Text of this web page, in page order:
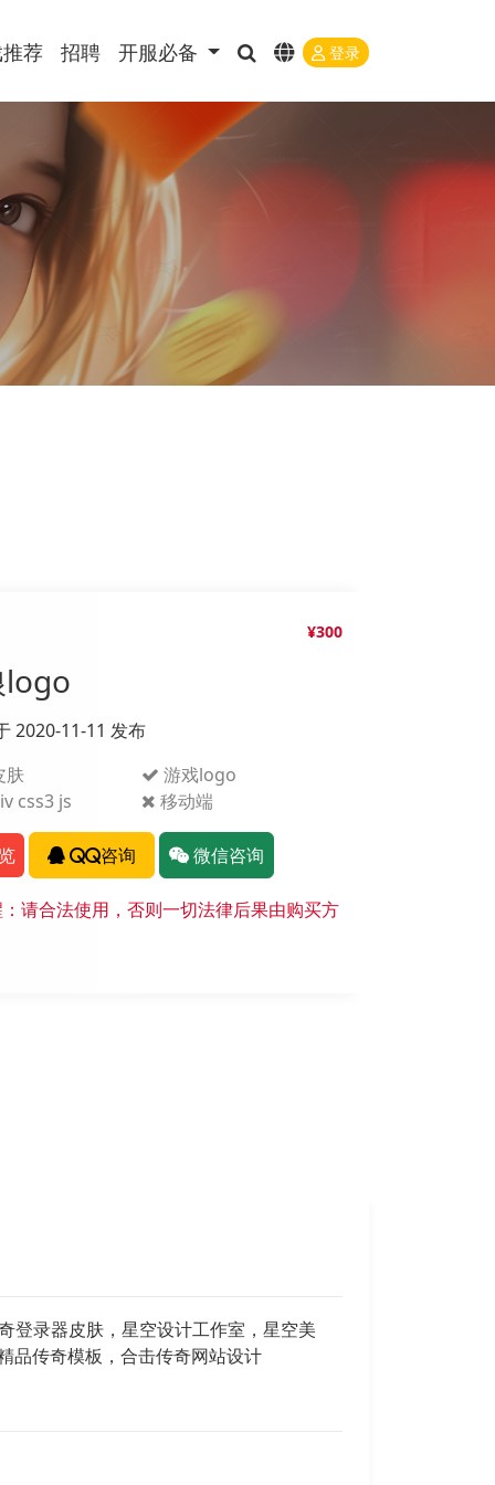
荐 招聘 开服必备 登录
¥300
logo
2020-11-11 发布
肤
游戏logo
css3 js
移动端
QQ咨询 微信咨询
请合法使用，否则一切法律后果由购买方
登录器皮肤，星空设计工作室，星空美
品传奇模板，合击传奇网站设计